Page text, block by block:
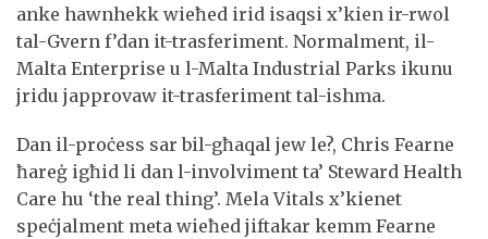
anke hawnhekk wieħed irid isaqsi x’kien ir-rwol
tal-Gvern f’dan it-trasferiment. Normalment, il-
Malta Enterprise u l-Malta Industrial Parks ikunu
jridu japprovaw it-trasferiment tal-ishma.
Dan il-proċess sar bil-għaqal jew le?, Chris Fearne
ħareġ igħid li dan l-involviment ta’ Steward Health
Care hu ‘the real thing’. Mela Vitals x’kienet
speċjalment meta wieħed jiftakar kemm Fearne